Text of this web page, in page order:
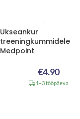
Ukseankur
treeningkummidele
Medpoint
€4.90
1–3 tööpäeva